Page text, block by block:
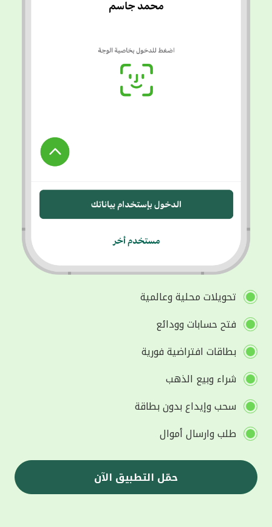
تحويلات محلية وعالمية
فتح حسابات وودائع
بطاقات افتراضية فورية
شراء وبيع الذهب
سحب وإيداع بدون بطاقة
طلب وارسال أموال
حمّل التطبيق الآن